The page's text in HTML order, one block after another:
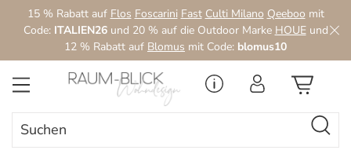
Zum Hauptinhalt springen
15 % Rabatt auf Flos Foscarini Fast Culti Milano Qeeboo mit
Code: ITALIEN26und 20 % auf die Outdoor Marke HOUEund
12 % Rabatt auf Blomus mit Code: blomus10